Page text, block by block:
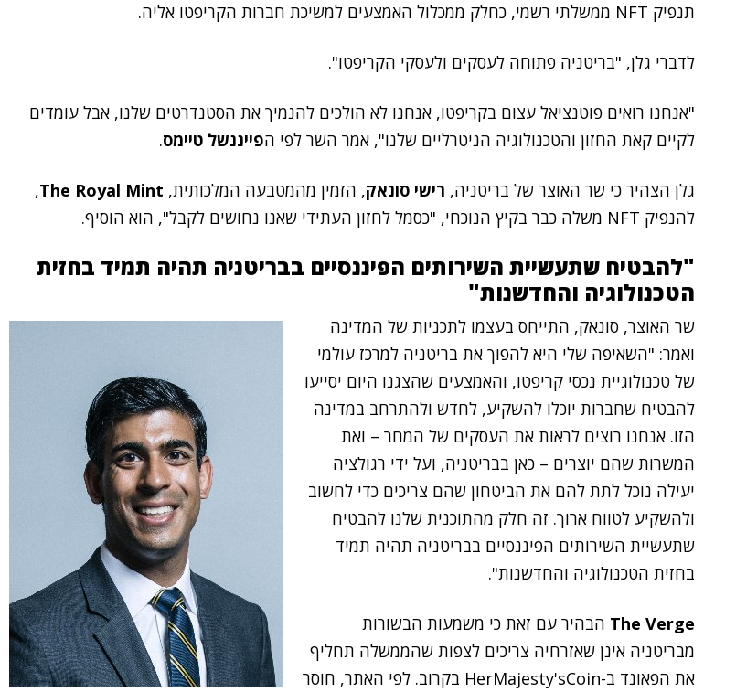
תנפיק NFT ממשלתי רשמי, כחלק ממכלול האמצעים למשיכת חברות הקריפטו אליה.
לדברי גלן, "בריטניה פתוחה לעסקים ולעסקי הקריפטו".
"אנחנו רואים פוטנציאל עצום בקריפטו, אנחנו לא הולכים להנמיך את הסטנדרטים שלנו, אבל עומדים
לקיים קאת החזון והטכנולוגיה הניטרליים שלנו", אמר השר לפי הפייננשל טיימס.
גלן הצהיר כי שר האוצר של בריטניה, רישי סונאק, הזמין מהמטבעה המלכותית, The Royal Mint
,
להנפיק NFT משלה כבר בקיץ הנוכחי, "כסמל לחזון העתידי שאנו נחושים לקבל", הוא הוסיף.
"להבטיח שתעשיית השירותים הפיננסיים בבריטניה תהיה תמיד בחזית
הטכנולוגיה והחדשנות"
שר האוצר, סונאק, התייחס בעצמו לתכניות של המדינה
ואמר: "השאיפה שלי היא להפוך את בריטניה למרכז עולמי
של טכנולוגיית נכסי קריפטו, והאמצעים שהצגנו היום יסייעו
להבטיח שחברות יוכלו להשקיע, לחדש ולהתרחב במדינה
הזו. אנחנו רוצים לראות את העסקים של המחר – ואת
המשרות שהם יוצרים – כאן בבריטניה, ועל ידי רגולציה
יעילה נוכל לתת להם את הביטחון שהם צריכים כדי לחשוב
ולהשקיע לטווח ארוך. זה חלק מהתוכנית שלנו להבטיח
שתעשיית השירותים הפיננסיים בבריטניה תהיה תמיד
בחזית הטכנולוגיה והחדשנות".
The Verge הבהיר עם זאת כי משמעות הבשורות
מבריטניה אינן שאזרחיה צריכים לצפות שהממשלה תחליף
את הפאונד ב-HerMajesty'sCoin בקרוב. לפי האתר, חוסר